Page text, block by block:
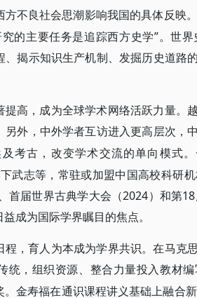
不良社会思潮影响我国的具体反映。
的主要任务是追踪西方史学”。世
揭示知识生产机制、发掘历史道路
提高，成为全球学术网络活跃力量。
另外，中外学者互访进入更高层次，
考古，改变学术交流的单向模式
武志等，常驻或加盟中国高校科研
首届世界古典学大会（2024）和第
成为国际学界瞩目的焦点。
程，育人为本成为学界共识。在马克
统，组织资源、整合力量投入教材
。金寿福在通识课程讲义基础上融合